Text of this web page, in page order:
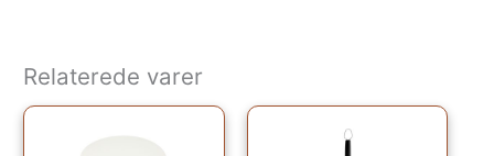
Relaterede varer